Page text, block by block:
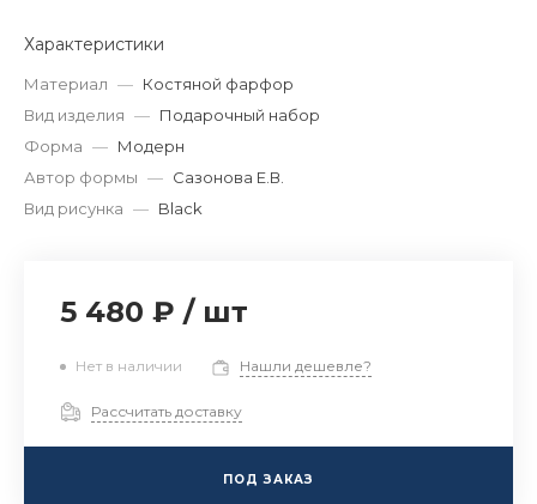
Характеристики
Материал — Костяной фарфор
Вид изделия — Подарочный набор
Форма — Модерн
Автор формы — Сазонова Е.В.
Вид рисунка — Black
5 480 ₽ / шт
Нет в наличии Нашли дешевле?
Рассчитать доставку
ПОД ЗАКАЗ